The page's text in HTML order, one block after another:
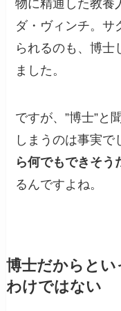
物に精通した教養
ダ・ヴィンチ。サ
られるのも、博士
ました。
ですが、”博士”と
しまうのは事実で
ら何でもできそう
るんですよね。
博士だからとい
わけではない